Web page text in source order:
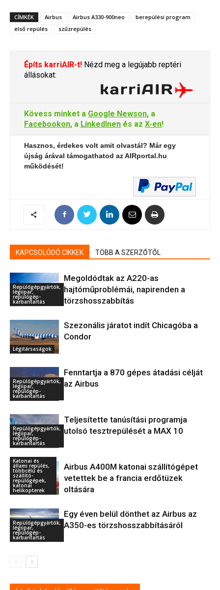
CÍMKÉK Airbus Airbus A330-900neo
berepülési program
első repülés
szűzrepülés
Építs karriAIR-t! Nézd meg a legújabb reptéri
állásokat:
Kövess minket a Google Newson, a
Facebookon, a LinkedInen és az X-en!
Hasznos, érdekes volt amit olvastál? Már egy
újság árával támogathatod az AIRportal.hu
működését!
KAPCSOLÓDÓ CIKKEK TÖBB A SZERZŐTŐL
Repülőgépgyártók,
légiipar,
repülőgép-
karbantartás
Megoldódtak az A220-as
hajtóműproblémái, napirenden a
törzshosszabbítás
Légitársaságok
Szezonális járatot indít Chicagóba a
Condor
Repülőgépgyártók,
légiipar,
repülőgép-
karbantartás
Fenntartja a 870 gépes átadási célját
az Airbus
Repülőgépgyártók,
légiipar,
repülőgép-
karbantartás
Teljesítette tanúsítási programja
utolsó tesztrepülését a MAX 10
Katonai és
állami repülés,
többcélú és
szállító-
repülőgépek,
katonai
helikopterek
Airbus A400M katonai szállítógépet
vetettek be a francia erdőtüzek
oltására
Repülőgépgyártók,
légiipar,
repülőgép-
karbantartás
Egy éven belül dönthet az Airbus az
A350-es törzshosszabbításáról